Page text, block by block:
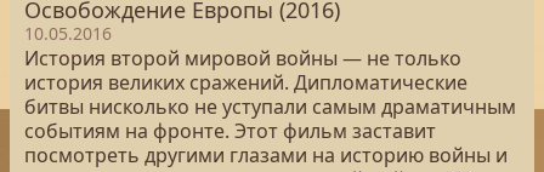
Освобождение Европы (2016)
10.05.2016
История второй мировой войны — не только
история великих сражений. Дипломатические
битвы нисколько не уступали самым драматичным
событиям на фронте. Этот фильм заставит
посмотреть другими глазами на историю войны и